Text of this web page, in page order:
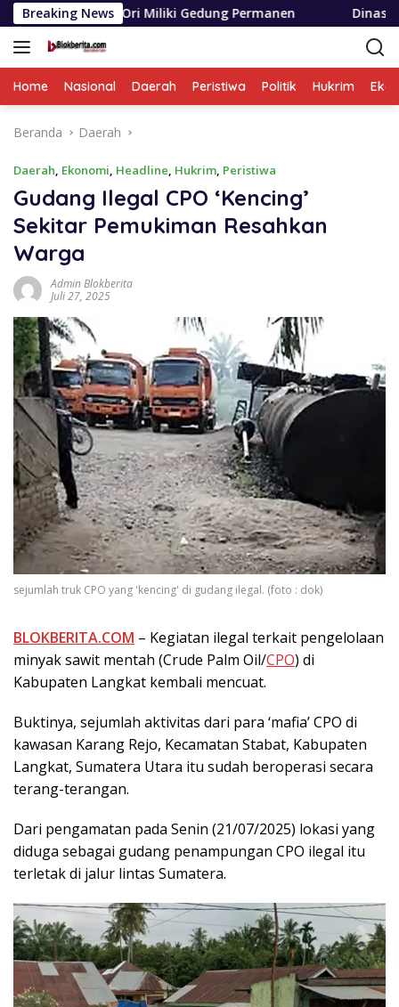
Langsung
ke
konten
Breaking News
Gedung Permanen Dinas SDABMBK Medan
Home Nasional Daerah Peristiwa Politik Hukrim
Beranda Daerah
Daerah, Ekonomi, Headline, Hukrim, Peristiwa
Gudang Ilegal CPO ‘Kencing’
Sekitar Pemukiman Resahkan
Warga
Admin Blokberita
Juli 27, 2025
sejumlah truk CPO yang 'kencing' di gudang ilegal. (foto : dok)
BLOKBERITA.COM – Kegiatan ilegal terkait pengelolaan
minyak sawit mentah (Crude Palm Oil/CPO) di
Kabupaten Langkat kembali mencuat.
Buktinya, sejumlah aktivitas dari para ‘mafia’ CPO di
kawasan Karang Rejo, Kecamatan Stabat, Kabupaten
Langkat, Sumatera Utara itu sudah beroperasi secara
terang-terangan.
Dari pengamatan pada Senin (21/07/2025) lokasi yang
diduga sebagai gudang penampungan CPO ilegal itu
terletak di jalur lintas Sumatera.